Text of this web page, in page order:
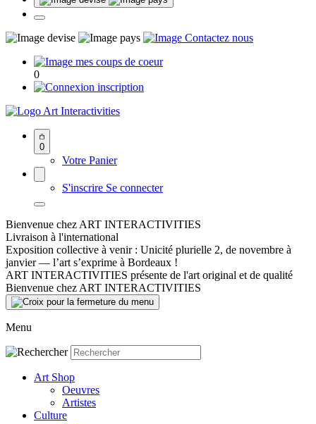
0
Art Interactivities
0
Votre Panier
S'inscrire Se connecter
Bienvenue chez ART INTERACTIVITIES
Livraison à l'international
Exposition collective à venir : Unicité plurielle 2, de novembre à
janvier — l’art s’exprime à Bordeaux !
ART INTERACTIVITIES présente de l'art original et de qualité
Bienvenue chez ART INTERACTIVITIES
Menu
Art Shop
Oeuvres
Artistes
Culture